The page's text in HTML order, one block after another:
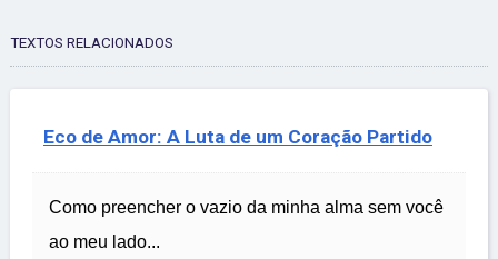
TEXTOS RELACIONADOS
Eco de Amor: A Luta de um Coração Partido
Como preencher o vazio da minha alma sem você
ao meu lado...